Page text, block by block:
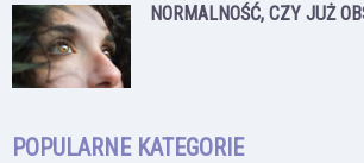
NORMALNOŚĆ, CZY JUŻ
POPULARNE KATEGORIE